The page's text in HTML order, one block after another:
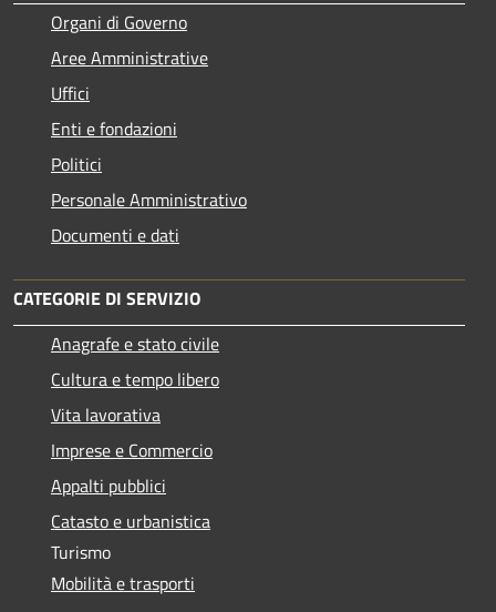
Organi di Governo
Aree Amministrative
Uffici
Enti e fondazioni
Politici
Personale Amministrativo
Documenti e dati
CATEGORIE DI SERVIZIO
Anagrafe e stato civile
Cultura e tempo libero
Vita lavorativa
Imprese e Commercio
Appalti pubblici
Catasto e urbanistica
Turismo
Mobilità e trasporti